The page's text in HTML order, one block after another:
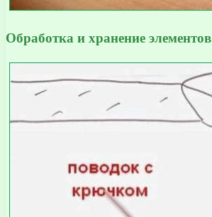
Обработка и хранение элементов